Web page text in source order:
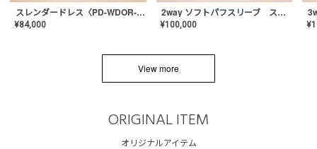
スレンダードレス〈PD-WDOR-2110〉
¥84,000
2way ソフトパフスリーブ スレンダードレス〈PD-WDOR-2112〉
¥100,000 ¥
View more
ORIGINAL ITEM
オリジナルアイテム